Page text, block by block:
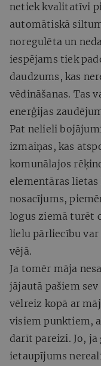
netiek kvalitatīvi
automātiskā
noregulēta un
iespējams tiek
daudzums, kas
vēdināšanas. Tas
enerģijas
Pat nelieli
izmaiņas, kas
komunālajos
elementāras
nosacījums,
logus ziemā turēt
lielu pārliecību var
vējā.
Ja tomēr māja
jājautā pašiem
vēlreiz kopā ar
visiem punktiem,
darīt pareizi. Jo,
ietaupījums